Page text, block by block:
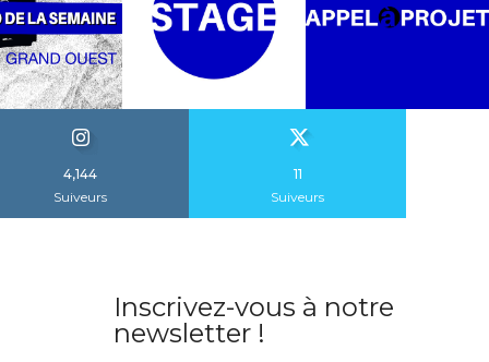
4,144
Suiveurs
11
Suiveurs
Inscrivez-vous à notre
newsletter !